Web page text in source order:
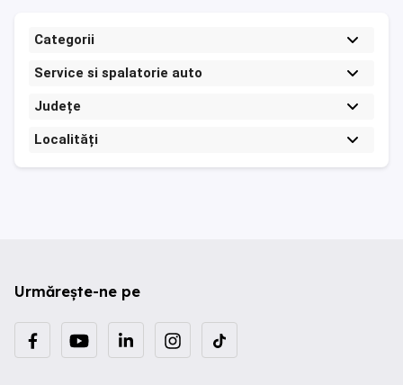
Categorii
Service si spalatorie auto
Județe
Localități
Urmărește-ne pe